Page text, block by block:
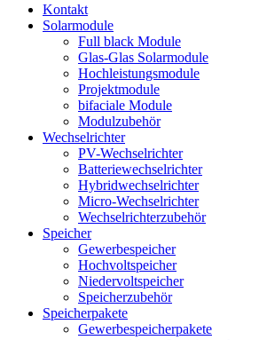
Kontakt
Solarmodule
Full black Module
Glas-Glas Solarmodule
Hochleistungsmodule
Projektmodule
bifaciale Module
Modulzubehör
Wechselrichter
PV-Wechselrichter
Batteriewechselrichter
Hybridwechselrichter
Micro-Wechselrichter
Wechselrichterzubehör
Speicher
Gewerbespeicher
Hochvoltspeicher
Niedervoltspeicher
Speicherzubehör
Speicherpakete
Gewerbespeicherpakete